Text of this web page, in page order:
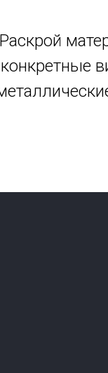
Раскрой
конкретные